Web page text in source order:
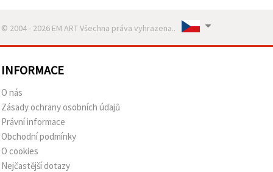
© 2004 - 2026 EM ART Všechna práva vyhrazena..
INFORMACE
O nás
Zásady ochrany osobních údajů
Právní informace
Obchodní podmínky
O cookies
Nejčastější dotazy